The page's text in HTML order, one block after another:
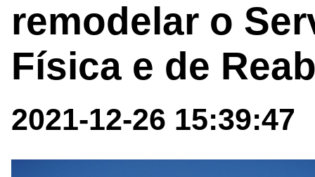
remodelar o
Física e de
2021-12-26 15:39:47